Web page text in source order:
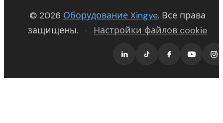
© 2026 Оборудование Xingye(opens in new
. Все права
защищены.
· Настройки файлов cookie